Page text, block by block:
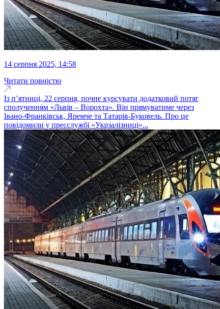
14 серпня 2025, 14:58
Читати повністю
Із п’ятниці, 22 серпня, почне курсувати додатковий потяг
сполученням «Львів – Ворохта». Він прямуватиме через
Івано-Франківськ, Яремче та Татарів-Буковель. Про це
повідомили у пресслужбі «Укрзалізниці»...